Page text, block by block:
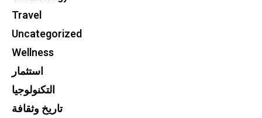
Travel
Uncategorized
Wellness
استثمار
التكنولوجيا
تاريخ وثقافة